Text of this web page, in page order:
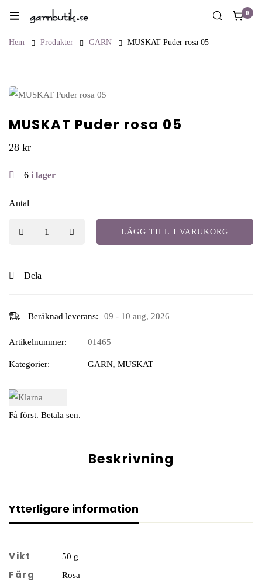
0
Hem Produkter GARN MUSKAT Puder rosa 05
MUSKAT Puder rosa 05
28 kr
6 i lager
Antal
LÄGG TILL I VARUKORG
Dela
Beräknad leverans: 09 - 10 aug, 2026
Artikelnummer: 01465
Kategorier: GARN, MUSKAT
Få först. Betala sen.
Beskrivning
Ytterligare information
Vikt 50 g
Färg Rosa